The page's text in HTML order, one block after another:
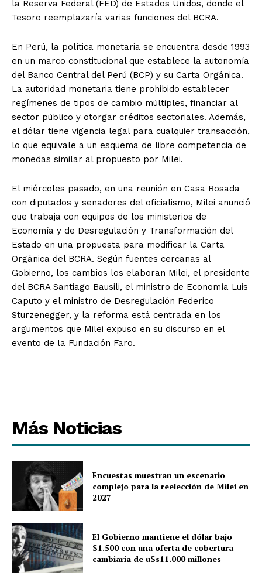
la Reserva Federal (FED) de Estados Unidos, donde el
Tesoro reemplazaría varias funciones del BCRA.
En Perú, la política monetaria se encuentra desde 1993
en un marco constitucional que establece la autonomía
del Banco Central del Perú (BCP) y su Carta Orgánica.
La autoridad monetaria tiene prohibido establecer
regímenes de tipos de cambio múltiples, financiar al
sector público y otorgar créditos sectoriales. Además,
el dólar tiene vigencia legal para cualquier transacción,
lo que equivale a un esquema de libre competencia de
monedas similar al propuesto por Milei.
El miércoles pasado, en una reunión en Casa Rosada
con diputados y senadores del oficialismo, Milei anunció
que trabaja con equipos de los ministerios de
Economía y de Desregulación y Transformación del
Estado en una propuesta para modificar la Carta
Orgánica del BCRA. Según fuentes cercanas al
Gobierno, los cambios los elaboran Milei, el presidente
del BCRA Santiago Bausili, el ministro de Economía Luis
Caputo y el ministro de Desregulación Federico
Sturzenegger, y la reforma está centrada en los
argumentos que Milei expuso en su discurso en el
evento de la Fundación Faro.
Más Noticias
Encuestas muestran un escenario
complejo para la reelección de Milei en
2027
El Gobierno mantiene el dólar bajo
$1.500 con una oferta de cobertura
cambiaria de u$s11.000 millones